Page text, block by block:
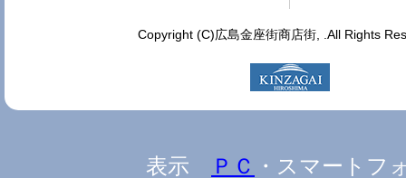
Copyright (C)広島金座街商店街, .All Rights
表示 ＰＣ ・スマートフ